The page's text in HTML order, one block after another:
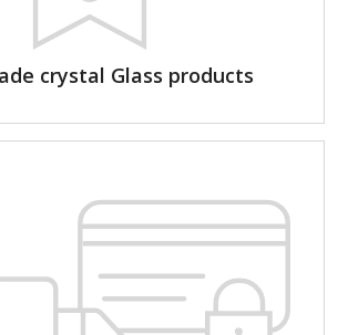
crystal Glass products